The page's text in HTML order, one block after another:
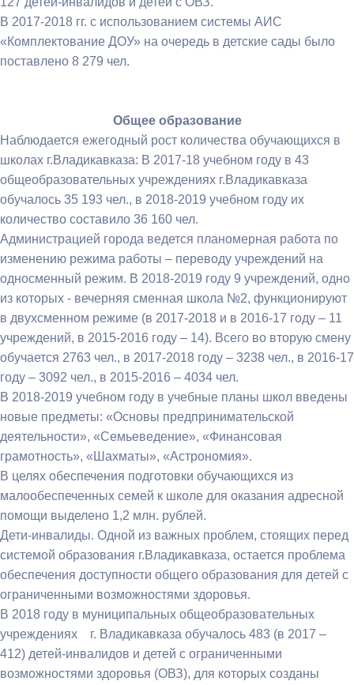
В 2017-2018 гг. с использованием системы АИС
«Комплектование ДОУ» на очередь в детские сады было
поставлено 8 279 чел.
Общее образование
Наблюдается ежегодный рост количества обучающихся в
школах г.Владикавказа: В 2017-18 учебном году в 43
общеобразовательных учреждениях г.Владикавказа
обучалось 35 193 чел., в 2018-2019 учебном году их
количество составило 36 160 чел.
Администрацией города ведется планомерная работа по
изменению режима работы – переводу учреждений на
односменный режим. В 2018-2019 году 9 учреждений, одно
из которых - вечерняя сменная школа №2, функционируют
в двухсменном режиме (в 2017-2018 и в 2016-17 году – 11
учреждений, в 2015-2016 году – 14). Всего во вторую смену
обучается 2763 чел., в 2017-2018 году – 3238 чел., в 2016-17
году – 3092 чел., в 2015-2016 – 4034 чел.
В 2018-2019 учебном году в учебные планы школ введены
новые предметы: «Основы предпринимательской
деятельности», «Семьеведение», «Финансовая
грамотность», «Шахматы», «Астрономия».
В целях обеспечения подготовки обучающихся из
малообеспеченных семей к школе для оказания адресной
помощи выделено 1,2 млн. рублей.
Дети-инвалиды. Одной из важных проблем, стоящих перед
системой образования г.Владикавказа, остается проблема
обеспечения доступности общего образования для детей с
ограниченными возможностями здоровья.
В 2018 году в муниципальных общеобразовательных
учреждениях г. Владикавказа обучалось 483 (в 2017 –
412) детей-инвалидов и детей с ограниченными
возможностями здоровья (ОВЗ), для которых созданы